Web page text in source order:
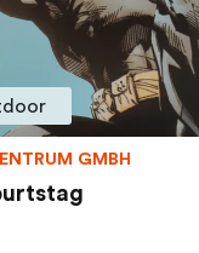
GMBH